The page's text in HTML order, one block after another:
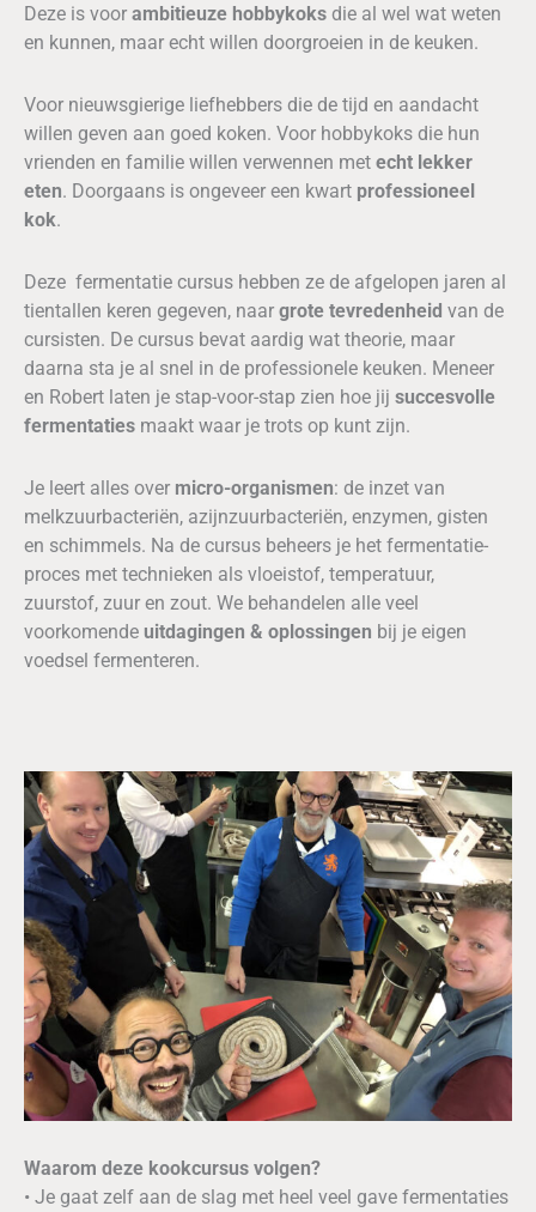
Deze is voor ambitieuze hobbykoks die al wel wat weten
en kunnen, maar echt willen doorgroeien in de keuken.
Voor nieuwsgierige liefhebbers die de tijd en aandacht
willen geven aan goed koken. Voor hobbykoks die hun
vrienden en familie willen verwennen met echt lekker
eten. Doorgaans is ongeveer een kwart professioneel
kok.
Deze fermentatie cursus hebben ze de afgelopen jaren al
tientallen keren gegeven, naar grote tevredenheid van de
cursisten. De cursus bevat aardig wat theorie, maar
daarna sta je al snel in de professionele keuken. Meneer
en Robert laten je stap-voor-stap zien hoe jij succesvolle
fermentaties maakt waar je trots op kunt zijn.
Je leert alles over micro-organismen: de inzet van
melkzuurbacteriën, azijnzuurbacteriën, enzymen, gisten
en schimmels. Na de cursus beheers je het fermentatie-
proces met technieken als vloeistof, temperatuur,
zuurstof, zuur en zout. We behandelen alle veel
voorkomende uitdagingen & oplossingen bij je eigen
voedsel fermenteren.
Waarom deze kookcursus volgen?
• Je gaat zelf aan de slag met heel veel gave fermentaties